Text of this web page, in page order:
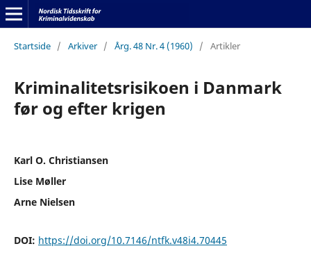
Startside / Arkiver / Årg. 48 Nr. 4 (1960) / Artikler
Kriminalitetsrisikoen i Danmark
før og efter krigen
Karl O. Christiansen
Lise Møller
Arne Nielsen
DOI: https://doi.org/10.7146/ntfk.v48i4.70445